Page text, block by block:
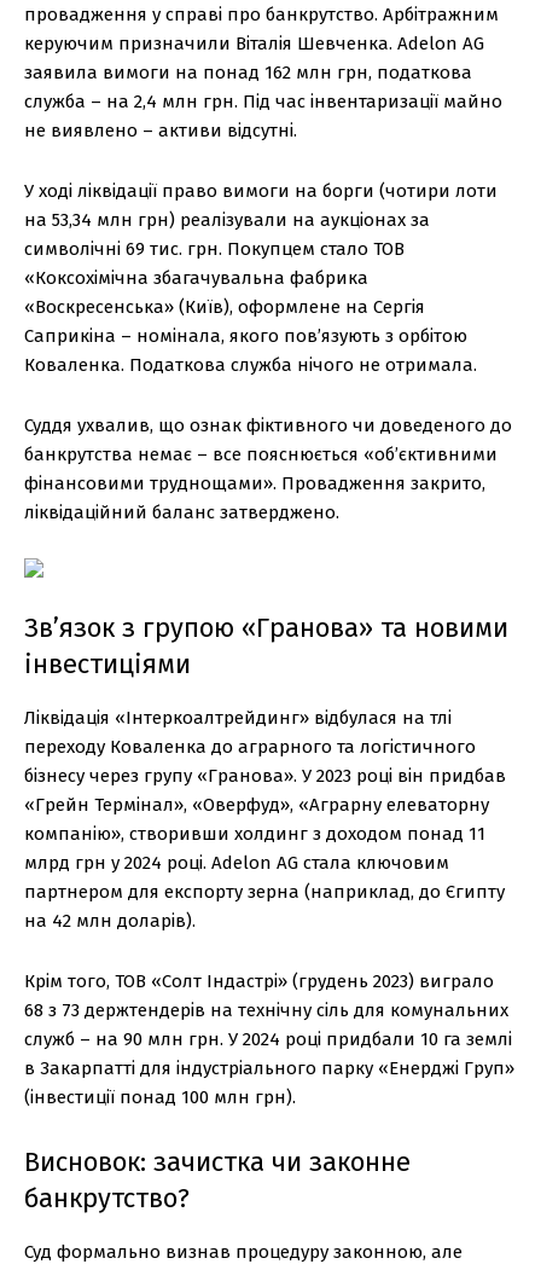
провадження у справі про банкрутство. Арбітражним
керуючим призначили Віталія Шевченка. Adelon AG
заявила вимоги на понад 162 млн грн, податкова
служба – на 2,4 млн грн. Під час інвентаризації майно
не виявлено – активи відсутні.
У ході ліквідації право вимоги на борги (чотири лоти
на 53,34 млн грн) реалізували на аукціонах за
символічні 69 тис. грн. Покупцем стало ТОВ
«Коксохімічна збагачувальна фабрика
«Воскресенська» (Київ), оформлене на Сергія
Саприкіна – номінала, якого пов’язують з орбітою
Коваленка. Податкова служба нічого не отримала.
Суддя ухвалив, що ознак фіктивного чи доведеного до
банкрутства немає – все пояснюється «об’єктивними
фінансовими труднощами». Провадження закрито,
ліквідаційний баланс затверджено.
Зв’язок з групою «Гранова» та новими
інвестиціями
Ліквідація «Інтеркоалтрейдинг» відбулася на тлі
переходу Коваленка до аграрного та логістичного
бізнесу через групу «Гранова». У 2023 році він придбав
«Грейн Термінал», «Оверфуд», «Аграрну елеваторну
компанію», створивши холдинг з доходом понад 11
млрд грн у 2024 році. Adelon AG стала ключовим
партнером для експорту зерна (наприклад, до Єгипту
на 42 млн доларів).
Крім того, ТОВ «Солт Індастрі» (грудень 2023) виграло
68 з 73 держтендерів на технічну сіль для комунальних
служб – на 90 млн грн. У 2024 році придбали 10 га землі
в Закарпатті для індустріального парку «Енерджі Груп»
(інвестиції понад 100 млн грн).
Висновок: зачистка чи законне
банкрутство?
Суд формально визнав процедуру законною, але